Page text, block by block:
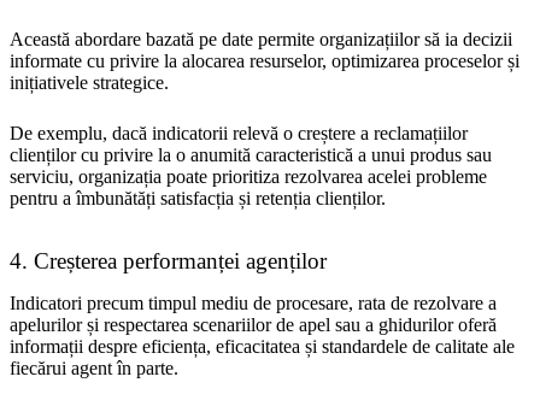
Această abordare bazată pe date permite organizațiilor să ia decizii
informate cu privire la alocarea resurselor, optimizarea proceselor și
inițiativele strategice.
De exemplu, dacă indicatorii relevă o creștere a reclamațiilor
clienților cu privire la o anumită caracteristică a unui produs sau
serviciu, organizația poate prioritiza rezolvarea acelei probleme
pentru a îmbunătăți satisfacția și retenția clienților.
4. Creșterea performanței agenților
Indicatori precum timpul mediu de procesare, rata de rezolvare a
apelurilor și respectarea scenariilor de apel sau a ghidurilor oferă
informații despre eficiența, eficacitatea și standardele de calitate ale
fiecărui agent în parte.